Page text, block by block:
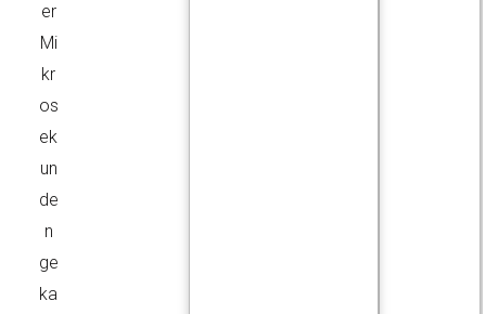
er
Mi
kr
os
ek
un
de
n
ge
ka